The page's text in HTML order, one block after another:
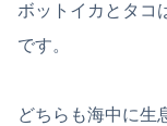
ボットイカとタコ
です。
どちらも海中に生